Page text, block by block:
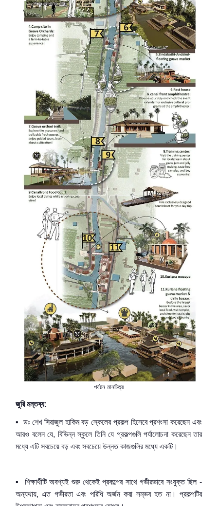
পর্যটন মানচিত্র
জুরি মন্তব্য:
▪ডঃ শেখ সিরাজুল হাকিমবড়স্কেলের প্রকল্প হিসেবেপ্রশংসা করেছেনএবং
আরও বলেন যে, বিভিন্ন স্কুলে তিনি যে প্রকল্পগুলি পর্যালোচনা করেছেন তার
মধ্যে এটি সবচেয়ে বড় এবং সবচেয়ে উন্নত কাজগুলির মধ্যে একটি।
▪
শিক্ষার্থীটি অবশ্যই শুরু থেকেই প্রকল্পের সাথে গভীরভাবে সংযুক্ত ছিল -
অন্যথায়,এত গভীরতা এবং পরিধি অর্জন করা সম্ভব হত না।প্রকল্পটির